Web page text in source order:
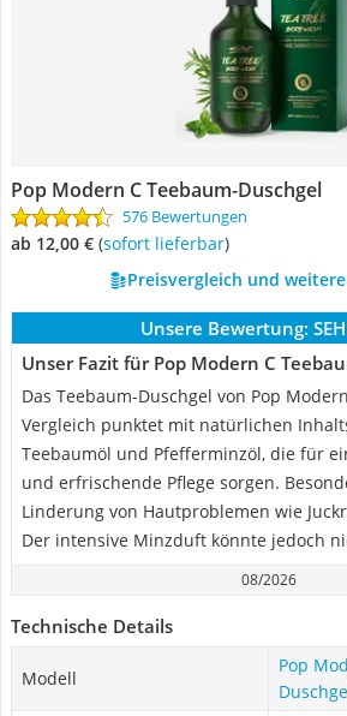
Pop Modern C ‎Teebaum-Duschgel
576 Bewertungen
ab 12,00 € ( Sofort lieferbar)
Preisvergleich und
Unsere Bewertung:
Unser Fazit für Pop Modern C
Das Teebaum-Duschgel von Pop
Vergleich punktet mit natürlichen
Teebaumöl und Pfefferminzöl, die für
und erfrischende Pflege sorgen.
Linderung von Hautproblemen wie
Der intensive Minzduft könnte jedoch
08/2026
Technische Details
Modell
Pop